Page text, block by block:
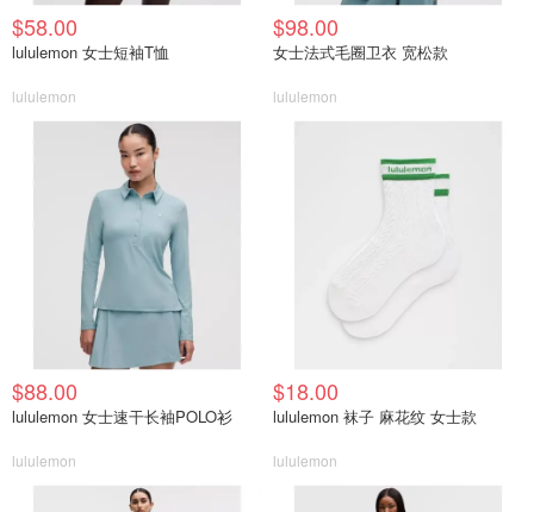
$58.00
lululemon 女士短袖T恤
lululemon
$98.00
女士法式毛圈卫衣 宽松款
lululemon
$88.00
lululemon 女士速干长袖POLO衫
lululemon
$18.00
lululemon 袜子 麻花纹 女士款
lululemon